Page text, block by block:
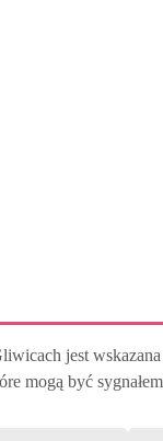
jest wskazana
mogą być